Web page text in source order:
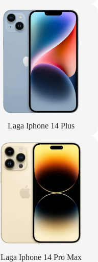
Laga Iphone 14 Plus
Laga Iphone 14 Pro Max